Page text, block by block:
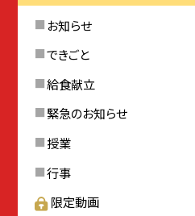
お知らせ
できごと
給食献立
緊急のお知らせ
授業
行事
限定動画